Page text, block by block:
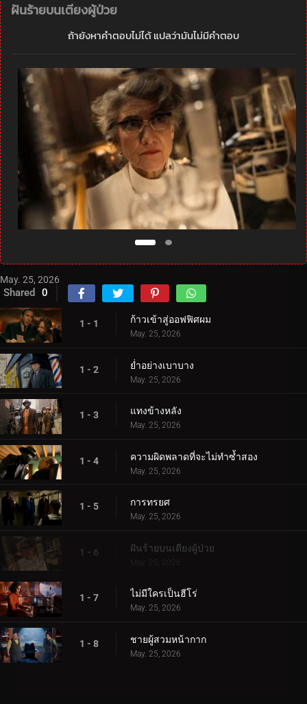
ฝันร้ายบนเตียงผู้ป่วย
ถ้ายังหาคำตอบไม่ได้ แปลว่ามันไม่มีคำตอบ
May. 25, 2026
Shared 0
1 - 1 ก้าวเข้าสู่ออฟฟิศผม
May. 25, 2026
1 - 2 ย่ำอย่างเบาบาง
May. 25, 2026
1 - 3 แทงข้างหลัง
May. 25, 2026
1 - 4 ความผิดพลาดที่จะไม่ทำซ้ำสอง
May. 25, 2026
1 - 5 การทรยศ
May. 25, 2026
1 - 6 ฝันร้ายบนเตียงผู้ป่วย
May. 25, 2026
1 - 7 ไม่มีใครเป็นฮีโร่
May. 25, 2026
1 - 8 ชายผู้สวมหน้ากาก
May. 25, 2026